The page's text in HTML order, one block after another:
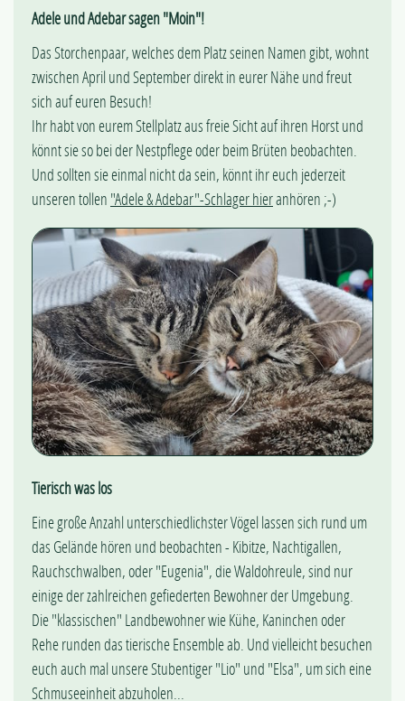
Adele und Adebar sagen "Moin"!
Das Storchenpaar, welches dem Platz seinen Namen gibt, wohnt
zwischen April und September direkt in eurer Nähe und freut
sich auf euren Besuch!
Ihr habt von eurem Stellplatz aus freie Sicht auf ihren Horst und
könnt sie so bei der Nestpflege oder beim Brüten beobachten.
Und sollten sie einmal nicht da sein, könnt ihr euch jederzeit
unseren tollen "Adele & Adebar"-Schlager hieranhören ;-)
Tierisch was los
Eine große Anzahl unterschiedlichster Vögel lassen sich rund um
das Gelände hören und beobachten - Kibitze, Nachtigallen,
Rauchschwalben, oder "Eugenia", die Waldohreule, sind nur
einige der zahlreichen gefiederten Bewohner der Umgebung.
Die "klassischen" Landbewohner wie Kühe, Kaninchen oder
Rehe runden das tierische Ensemble ab. Und vielleicht besuchen
euch auch mal unsere Stubentiger "Lio" und "Elsa", um sich eine
Schmuseeinheit abzuholen...